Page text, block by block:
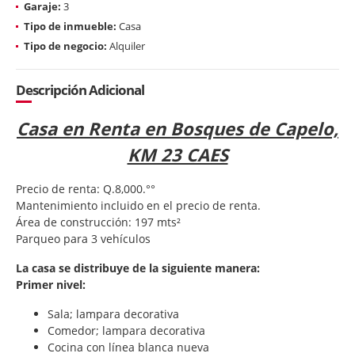
Garaje: 3
Tipo de inmueble: Casa
Tipo de negocio: Alquiler
Descripción Adicional
Casa en Renta en Bosques de Capelo,
KM 23 CAES
Precio de renta: Q.8,000.°°
Mantenimiento incluido en el precio de renta.
Área de construcción: 197 mts²
Parqueo para 3 vehículos
La casa se distribuye de la siguiente manera:
Primer nivel:
Sala; lampara decorativa
Comedor; lampara decorativa
Cocina con línea blanca nueva